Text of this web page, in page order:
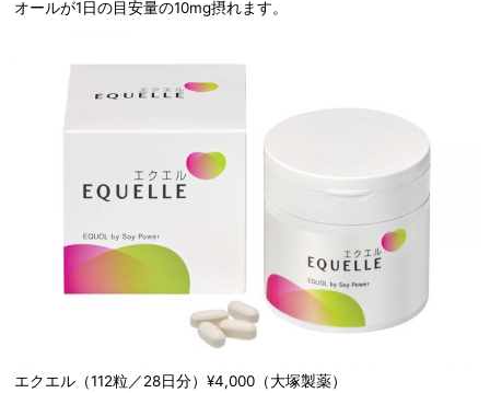
オールが1日の目安量の10mg摂れます。
エクエル（112粒／28日分）¥4,000（大塚製薬）